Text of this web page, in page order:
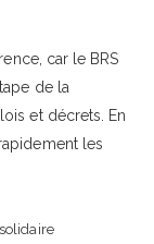
car le BRS
de la
et décrets. En
les